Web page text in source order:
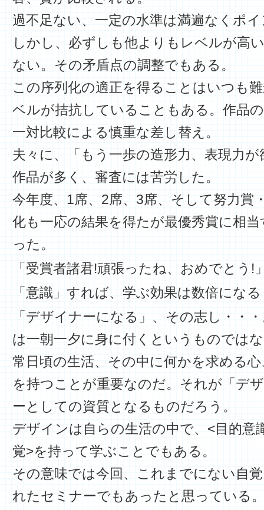
過不足ない、一定の水準は満遍なくポ
しかし、必ずしも他よりもレベルが高
ない。その矛盾点の調整でもある。
この序列化の適正を得ることはいつも
ベルが拮抗していることもある。作品
一対比較による慎重な差し替え。
夫々に、「もう一歩の造形力、表現力
作品が多く、審査には苦労した。
今年度、1席、2席、3席、そして努力賞
化も一応の結果を得たが最優秀賞に相
った。
「受賞者諸君!頑張ったね、おめでとう!
「意識」すれば、学ぶ効果は数倍にな
「デザイナーになる」、その志し・・
は一朝一夕に身に付くというものでは
常日頃の生活、その中に何かを求める
を持つことが重要なのだ。それが「デ
ーとしての資質となるものだろう。
デザインは自らの生活の中で、<目的意
覚>を持って学ぶことでもある。
その意味では今回、これまでにない自
れたセミナーでもあったと思っている